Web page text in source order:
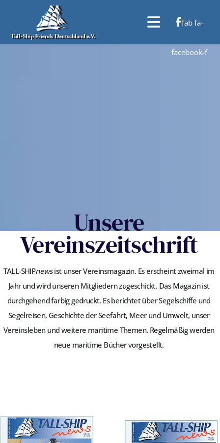
fab fa-
facebook-f
Unsere
Vereinszeitschrift
TALL-SHIPnewsist unser Vereinsmagazin. Es erscheint zweimal im
Jahr und wird unseren Mitgliedern zugeschickt. Das Magazin ist
durchgehend farbig gedruckt. Es berichtet über Segelschiffe und
Segelreisen, Geschichte der Seefahrt, Meer und Umwelt, unser
Vereinsleben und weitere maritime Themen. Regelmäßig werden
neue maritime Bücher vorgestellt.